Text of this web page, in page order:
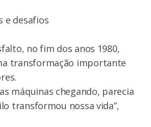
e desafios
no fim dos anos 1980,
transformação importante
máquinas chegando, parecia
transformou nossa vida”,